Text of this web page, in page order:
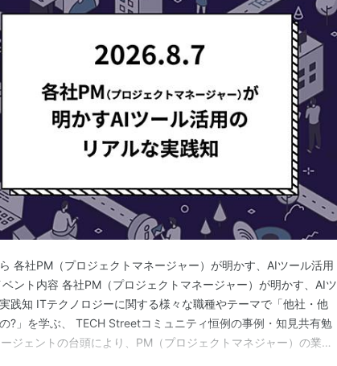
各社PM（プロジェクトマネージャー）が明かす、AIツール活用
ント内容 各社PM（プロジェクトマネージャー）が明かす、AIツ
践知 ITテクノロジーに関する様々な職種やテーマで「他社・他
?」を学ぶ、 TECH Streetコミュニティ恒例の事例・知見共有勉
ジェントの台頭により、PM（プロジェクトマネジャー）の業務